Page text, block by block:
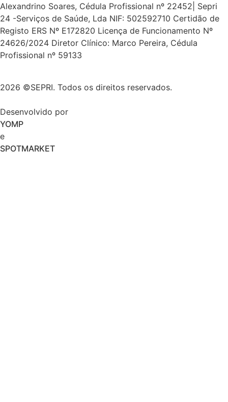
Alexandrino Soares, Cédula Profissional nº 22452| Sepri
24 -Serviços de Saúde, Lda NIF: 502592710 Certidão de
Registo ERS Nº E172820 Licença de Funcionamento Nº
24626/2024 Diretor Clínico: Marco Pereira, Cédula
Profissional nº 59133
2026 ©SEPRI. Todos os direitos reservados.
Desenvolvido por
YOMP
e
SPOTMARKET